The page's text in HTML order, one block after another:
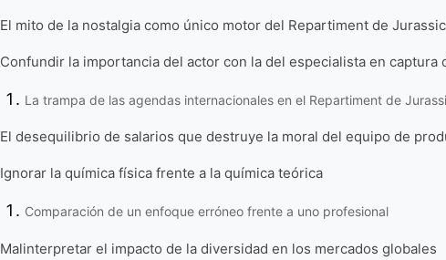
El mito de la nostalgia como único motor del Repartiment de
Confundir la importancia del actor con la del especialista en captura
La trampa de las agendas internacionales en el Repartiment de
El desequilibrio de salarios que destruye la moral del equipo de
Ignorar la química física frente a la química teórica
Comparación de un enfoque erróneo frente a uno profesional
Malinterpretar el impacto de la diversidad en los mercados globales